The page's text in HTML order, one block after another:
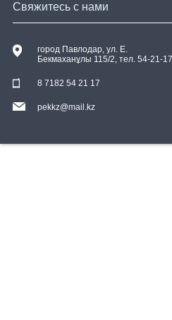
Свяжитесь с нами
город Павлодар, ул. E.
Бекмаханұлы 115/2, тел. 54-21-17
8 7182 54 21 17
pekkz@mail.kz